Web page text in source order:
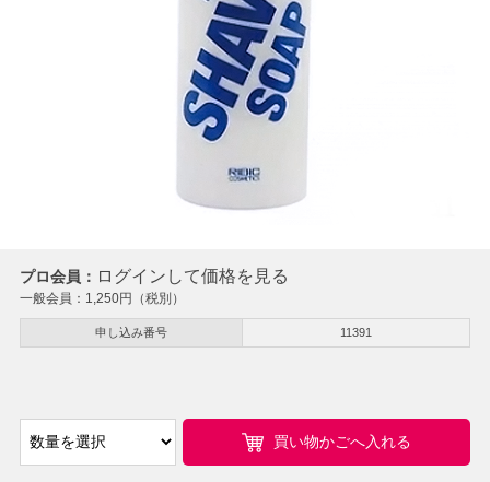
プロ会員： ログインして価格を見る
一般会員： 1,250円（税別）
申し込み番号 11391
買い物かごへ入れる